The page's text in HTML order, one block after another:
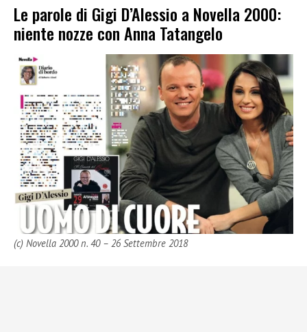
Le parole di Gigi D’Alessio a Novella 2000:
niente nozze con Anna Tatangelo
(c) Novella 2000 n. 40 – 26 Settembre 2018